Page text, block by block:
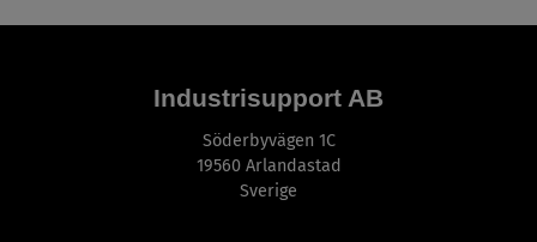
Industrisupport AB
Söderbyvägen 1C
19560 Arlandastad
Sverige